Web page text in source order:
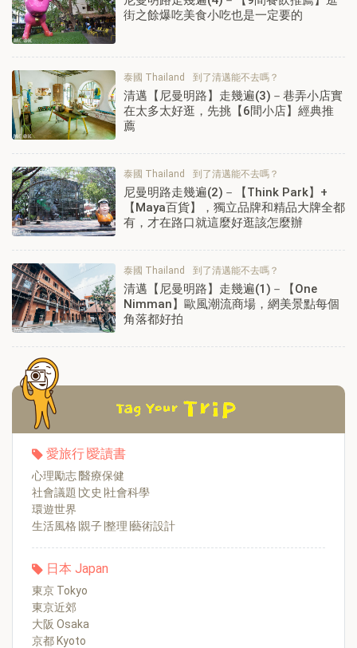
街之餘爆吃美食小吃也是一定要的
泰國 Thailand 到了清邁能不去嗎？
清邁【尼曼明路】走幾遍(3)－巷弄小店實
在太多太好逛，先挑【6間小店】經典推
薦
泰國 Thailand 到了清邁能不去嗎？
尼曼明路走幾遍(2)－【Think Park】+
【Maya百貨】，獨立品牌和精品大牌全都
有，才在路口就這麼好逛該怎麼辦
泰國 Thailand 到了清邁能不去嗎？
清邁【尼曼明路】走幾遍(1)－【One
Nimman】歐風潮流商場，網美景點每個
角落都好拍
愛旅行∣愛讀書
心理勵志∣醫療保健
社會議題∣文史∣社會科學
環遊世界
生活風格∣親子∣整理∣藝術設計
日本 Japan
東京 Tokyo
東京近郊
大阪 Osaka
京都 Kyoto